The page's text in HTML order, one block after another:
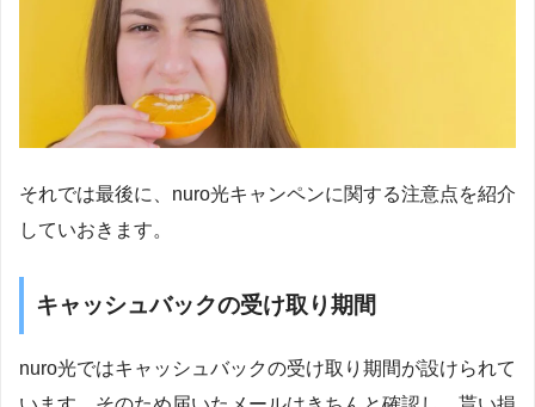
それでは最後に、nuro光キャンペンに関する注意点を紹介
していおきます。
キャッシュバックの受け取り期間
nuro光ではキャッシュバックの受け取り期間が設けられて